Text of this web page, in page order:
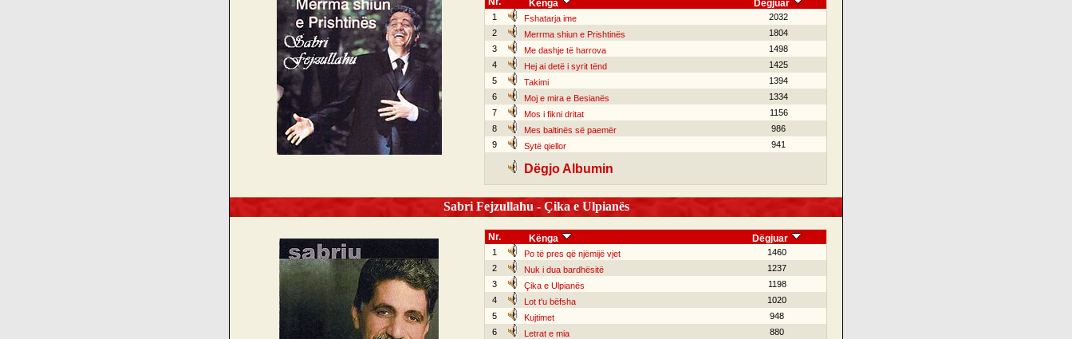
Kënga Dëgjuar
1 Fshatarja ime
2032
2
Merrma shiun e Prishtinës
1804
3
Me dashje të harrova
1498
4
Hej ai detë i syrit tënd
1425
5
Takimi
1394
6
Moj e mira e Besianës
1334
7
Mos i fikni dritat
1156
8
Mes baltinës së paemër
986
9
Sytë qiellor 941
Dëgjo Albumin
Sabri Fejzullahu - Çika e Ulpianës
Nr. Kënga Dëgjuar
1 Po të pres që njëmijë vjet
1460
2
Nuk i dua bardhësitë
1237
3
Çika e Ulpianës
1198
4
Lot t'u bëfsha
1020
5
Kujtimet
948
6
Letrat e mia
880